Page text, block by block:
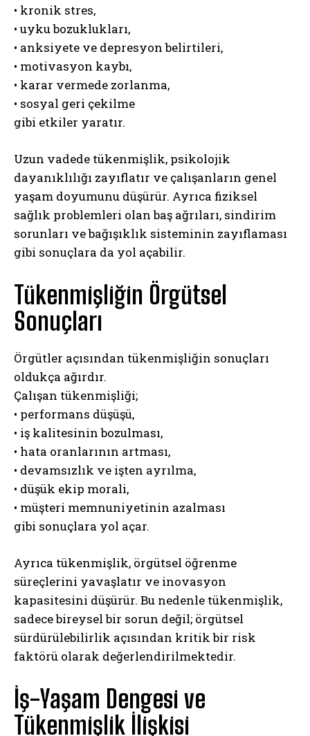
ABONE OL
Gizlilik politikasını okudum, onaylıyorum.
• kronik stres,
• uyku bozuklukları,
• anksiyete ve depresyon belirtileri,
• motivasyon kaybı,
• karar vermede zorlanma,
• sosyal geri çekilme
gibi etkiler yaratır.
Uzun vadede tükenmişlik, psikolojik
dayanıklılığı zayıflatır ve çalışanların genel
yaşam doyumunu düşürür. Ayrıca fiziksel
sağlık problemleri olan baş ağrıları, sindirim
sorunları ve bağışıklık sisteminin zayıflaması
gibi sonuçlara da yol açabilir.
Tükenmişliğin Örgütsel
Sonuçları
Örgütler açısından tükenmişliğin sonuçları
oldukça ağırdır.
Çalışan tükenmişliği;
• performans düşüşü,
• iş kalitesinin bozulması,
• hata oranlarının artması,
• devamsızlık ve işten ayrılma,
• düşük ekip morali,
• müşteri memnuniyetinin azalması
gibi sonuçlara yol açar.
Ayrıca tükenmişlik, örgütsel öğrenme
süreçlerini yavaşlatır ve inovasyon
kapasitesini düşürür. Bu nedenle tükenmişlik,
sadece bireysel bir sorun değil; örgütsel
sürdürülebilirlik açısından kritik bir risk
faktörü olarak değerlendirilmektedir.
İş-Yaşam Dengesi ve
Tükenmişlik İlişkisi